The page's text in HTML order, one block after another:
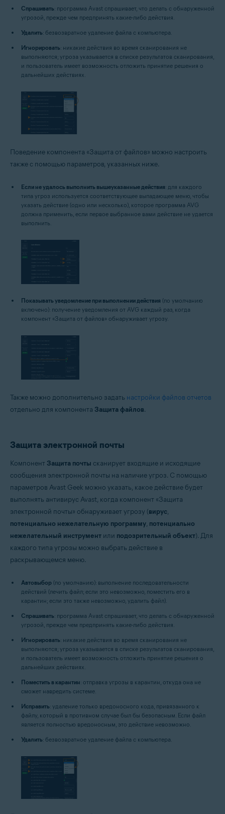
Спрашивать: программа Avast спрашивает, что делать с обнаруженной
угрозой, прежде чем предпринять какие-либо действия.
Удалить: безвозвратное удаление файла с компьютера.
Игнорировать: никакие действия во время сканирования не
выполняются; угроза указывается в списке результатов сканирования,
и пользователь имеет возможность отложить принятие решения о
дальнейших действиях.
Поведение компонента «Защита от файлов» можно настроить
также с помощью параметров, указанных ниже.
Если не удалось выполнить вышеуказанные действия: для каждого
типа угроз используется соответствующее выпадающее меню, чтобы
указать действие (одно или несколько), которое программа AVG
должна применить, если первое выбранное вами действие не удается
выполнить.
Показывать уведомление при выполнении действия (по умолчанию
включено): получение уведомления от AVG каждый раз, когда
компонент «Защита от файлов» обнаруживает угрозу.
Также можно дополнительно задать настройки файлов отчетов
отдельно для компонента Защита файлов.
Защита электронной почты
Компонент Защита почты сканирует входящие и исходящие
сообщения электронной почты на наличие угроз. С помощью
параметров Avast Geek можно указать, какое действие будет
выполнять антивирус Avast, когда компонент «Защита
электронной почты» обнаруживает угрозу (вирус,
потенциально нежелательную программу, потенциально
нежелательный инструмент или подозрительный объект). Для
каждого типа угрозы можно выбрать действие в
раскрывающемся меню.
Автовыбор (по умолчанию): выполнение последовательности
действий (лечить файл; если это невозможно, поместить его в
карантин; если это также невозможно, удалить файл).
Спрашивать: программа Avast спрашивает, что делать с обнаруженной
угрозой, прежде чем предпринять какие-либо действия.
Игнорировать: никакие действия во время сканирования не
выполняются; угроза указывается в списке результатов сканирования,
и пользователь имеет возможность отложить принятие решения о
дальнейших действиях.
Поместить в карантин: отправка угрозы в карантин, откуда она не
сможет навредить системе.
Исправить: удаление только вредоносного кода, привязанного к
файлу, который в противном случае был бы безопасным. Если файл
является полностью вредоносным, это действие невозможно.
Удалить: безвозвратное удаление файла с компьютера.